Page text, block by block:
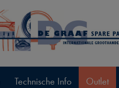
Technische Info Outlet